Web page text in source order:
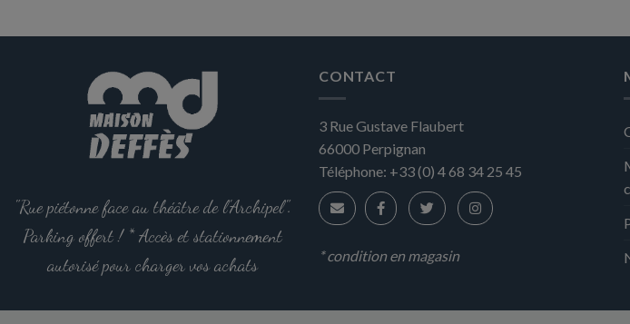
"Rue piétonne face au théâtre de l'Archipel".
Parking offert ! * Accès et stationnement
autorisé pour charger vos achats
CONTACT
3 Rue Gustave Flaubert
66000 Perpignan
Téléphone: +33 (0) 4 68 34 25 45
* condition en magasin